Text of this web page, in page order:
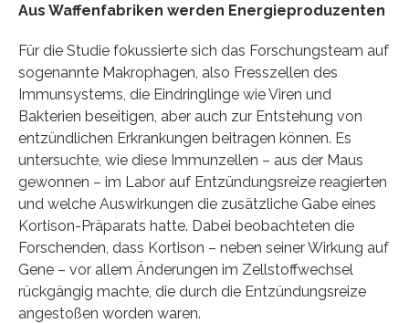
Aus Waffenfabriken werden Energieproduzenten
Für die Studie fokussierte sich das Forschungsteam auf
sogenannte Makrophagen, also Fresszellen des
Immunsystems, die Eindringlinge wie Viren und
Bakterien beseitigen, aber auch zur Entstehung von
entzündlichen Erkrankungen beitragen können. Es
untersuchte, wie diese Immunzellen – aus der Maus
gewonnen – im Labor auf Entzündungsreize reagierten
und welche Auswirkungen die zusätzliche Gabe eines
Kortison-Präparats hatte. Dabei beobachteten die
Forschenden, dass Kortison – neben seiner Wirkung auf
Gene – vor allem Änderungen im Zellstoffwechsel
rückgängig machte, die durch die Entzündungsreize
angestoßen worden waren.